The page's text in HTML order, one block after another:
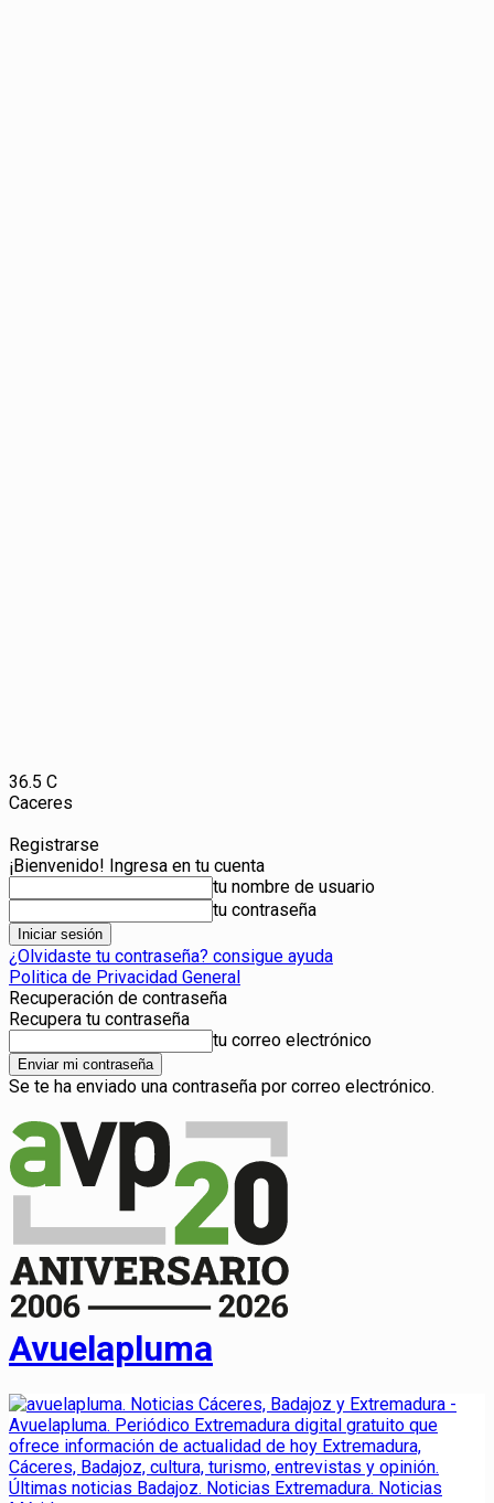
36.5 C
Caceres
Registrarse
¡Bienvenido! Ingresa en tu cuenta
tu nombre de usuario
tu contraseña
¿Olvidaste tu contraseña? consigue ayuda
Politica de Privacidad General
Recuperación de contraseña
Recupera tu contraseña
tu correo electrónico
Se te ha enviado una contraseña por correo electrónico.
Avuelapluma